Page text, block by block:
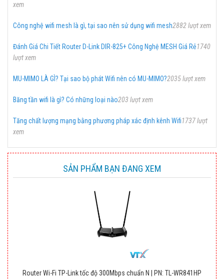
xem
Công nghệ wifi mesh là gì, tại sao nên sử dụng wifi mesh2882 lượt xem
Đánh Giá Chi Tiết Router D-Link DIR-825+ Công Nghệ MESH Giá Rẻ1740
lượt xem
MU-MIMO LÀ GÌ? Tại sao bộ phát Wifi nên có MU-MIMO?2035 lượt xem
Băng tần wifi là gì? Có những loại nào203 lượt xem
Tăng chất lượng mạng bằng phương pháp xác định kênh Wifi1737 lượt
xem
SẢN PHẨM BẠN ĐANG XEM
Router Wi-Fi TP-Link tốc độ 300Mbps chuẩn N | PN: TL-WR841HP